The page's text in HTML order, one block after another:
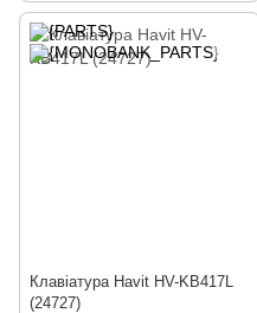
Клавіатура Havit HV-KB417L
(24727)